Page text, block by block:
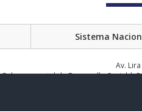
Sistema
Av.
de Desarrollo Social |